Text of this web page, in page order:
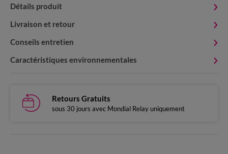
Détails produit
Livraison et retour
Conseils entretien
Caractéristiques environnementales
Retours Gratuits
sous 30 jours avec Mondial Relay uniquement